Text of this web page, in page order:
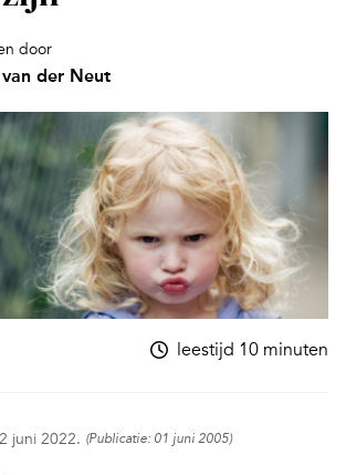
door
der Neut
leestijd 10 minuten
juni 2022. (Publicatie: 01 juni 2005)